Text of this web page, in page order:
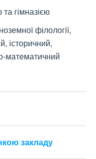
гімназією
філології,
історичний,
математичний
закладу